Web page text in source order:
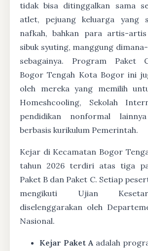
tidak bisa ditinggalkan sama
atlet, pejuang keluarga yang
nafkah, bahkan para artis-
sibuk syuting, manggung
sebagainya. Program Paket
Bogor Tengah Kota Bogor ini
oleh mereka yang memilih
Homeshcooling, Sekolah
pendidikan nonformal
berbasis kurikulum Pemerintah.
Kejar di Kecamatan Bogor
tahun 2026 terdiri atas tiga
Paket B dan Paket C. Setiap
mengikuti Ujian
diselenggarakan oleh
Nasional.
Kejar Paket A adalah